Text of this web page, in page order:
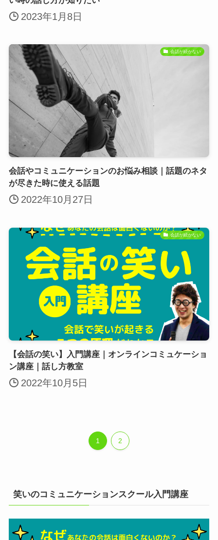
2023年1月8日
会話が続かない
会話やコミュニケーションのお悩み相談｜話題のネタ
が尽きた時に使える話題
2022年10月27日
会話が続かない
【会話の笑い】入門講座｜オンラインコミュケーショ
ン講座｜話し方教室
2022年10月5日
1 2
笑いのコミュニケーションスクール入門講座